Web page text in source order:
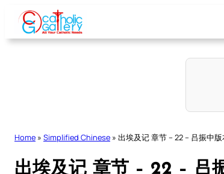
Skip
content
Home » Simplified Chinese » 出埃及记 章节 – 22 – 吕振中
出埃及记 章节 – 22 – 吕